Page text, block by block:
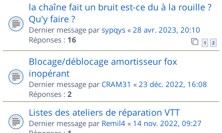
la chaîne fait un bruit est-ce du à la rouille ?
Qu'y faire ?
Dernier message par sypqys « 28 avr. 2023, 20:10
Réponses : 16 1 2
Blocage/déblocage amortisseur fox
inopérant
Dernier message par CRAM31 « 23 déc. 2022, 16:08
Réponses : 2
Listes des ateliers de réparation VTT
Dernier message par Remil4 « 14 nov. 2022, 09:27